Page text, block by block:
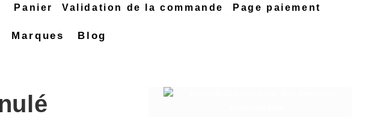
Panier Validation de la commande Page paiement
Marques Blog